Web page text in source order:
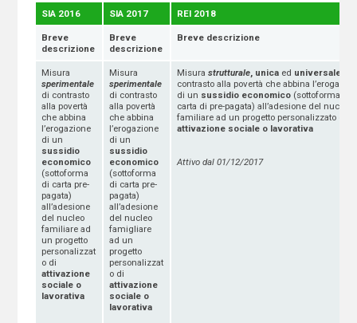
SIA 2016 SIA 2017 REI 2018
Breve
descrizione
Breve
descrizione
Breve descrizione
Misura
sperimentale
di contrasto
alla povertà
che abbina
l’erogazione
di un
sussidio
economico
(sottoforma
di carta pre-
pagata)
all’adesione
del nucleo
familiare ad
un progetto
personalizzat
o di
attivazione
sociale o
lavorativa
Misura
sperimentale
di contrasto
alla povertà
che abbina
l’erogazione
di un
sussidio
economico
(sottoforma
di carta pre-
pagata)
all’adesione
del nucleo
famigliare
ad un
progetto
personalizzat
o di
attivazione
sociale o
lavorativa
Misura strutturale, unica ed universale
contrasto alla povertà che abbina
di un sussidio economico(sottoforma di
carta di pre-pagata) all’adesione del nucleo
familiare ad un progetto personalizzato di
attivazione sociale o lavorativa
Attivo dal 01/12/2017